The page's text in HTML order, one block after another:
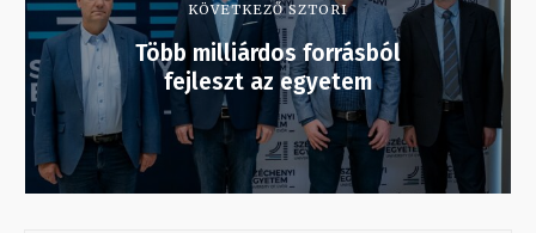
KÖVETKEZŐ SZTORI
Több milliárdos forrásból
fejleszt az egyetem